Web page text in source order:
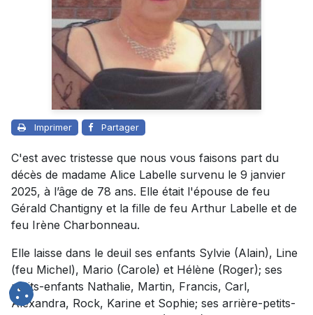
Imprimer Partager
C'est avec tristesse que nous vous faisons part du
décès de madame Alice Labelle survenu le 9 janvier
2025, à l’âge de 78 ans. Elle était l'épouse de feu
Gérald Chantigny et la fille de feu Arthur Labelle et de
feu Irène Charbonneau.
Elle laisse dans le deuil ses enfants Sylvie (Alain), Line
(feu Michel), Mario (Carole) et Hélène (Roger); ses
petits-enfants Nathalie, Martin, Francis, Carl,
Alexandra, Rock, Karine et Sophie; ses arrière-petits-